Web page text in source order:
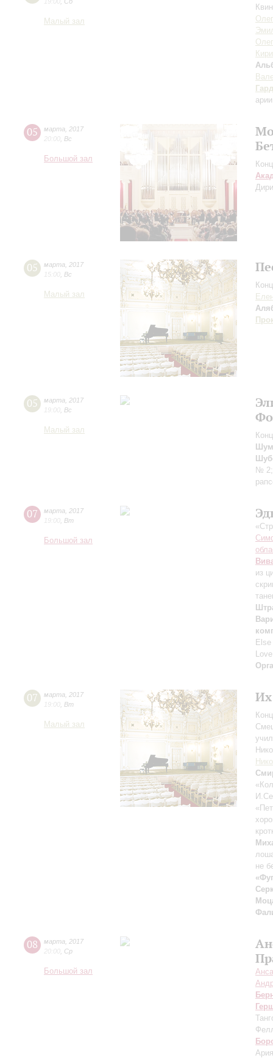
Малый зал
05 марта
2017
20:00 Вс
Большой зал
05 марта
2017
15:00 Вс
Малый зал
05 марта
2017
19:00 Вс
Малый зал
№
07 марта
2017
19:00 Вт
Большой зал
из
07 марта
2017
19:00 Вт
Малый зал
Их
не
08 марта
2017
20:00 Ср
Большой зал